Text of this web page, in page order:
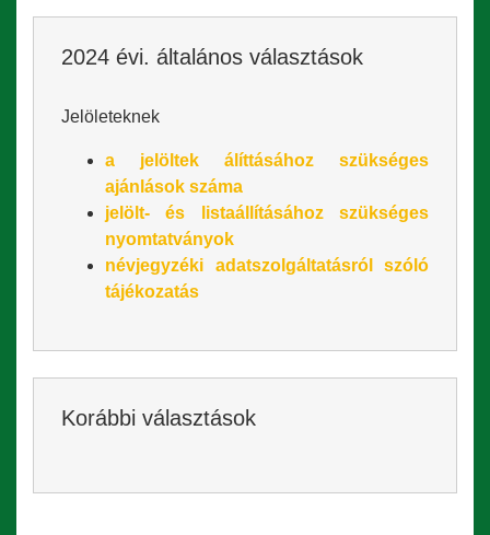
2024 évi. általános választások
Jelöleteknek
a jelöltek álíttásához szükséges
ajánlások száma
jelölt- és listaállításához szükséges
nyomtatványok
névjegyzéki adatszolgáltatásról szóló
tájékozatás
Korábbi választások